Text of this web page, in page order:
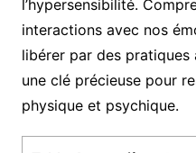
l’hypersensibilité.
interactions avec nos
libérer par des
une clé précieuse pour
physique et psychique.